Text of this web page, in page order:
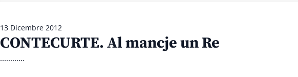
13 Dicembre 2012
CONTECURTE. Al mancje un Re
............